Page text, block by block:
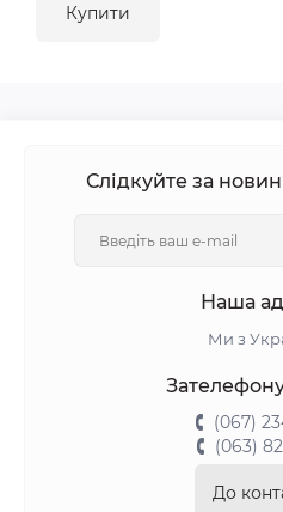
Купити
Слідкуйте за
Наша
Ми з
(067)
(063)
До